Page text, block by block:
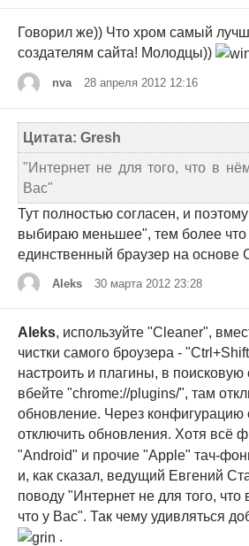
Говорил же)) Что хром самый
создателям сайта! Молодцы))
nva 28 апреля 2012 12:16
Цитата: Gresh
"Интернет не для того, что в
Вас"
Тут полностью согласен, и
выбираю меньшее", тем более что
единственный браузер на основе
Aleks 30 марта 2012 23:28
Aleks, используйте "Cleaner",
чистки самого броузера -
настроить и плагины, в поисковую
вбейте "chrome://plugins/", там
обновление. Через
отключить обновления. Хотя всё
"Android" и прочие "Apple" тач-
и, как сказал, ведущий Евгений
поводу "Интернет не для того, что
что у Вас". Так чему удивляться
.